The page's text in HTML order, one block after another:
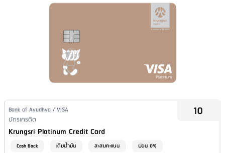
10
Issuer Name / Credit Card Type
Bank of Ayudhya / VISA
Financial Product Type
บัตรเครดิต
Credit Card Name
Krungsri Platinum Credit Card
Cash Back เติมน้ำมัน สะสมคะแนน
ผ่อน 0%